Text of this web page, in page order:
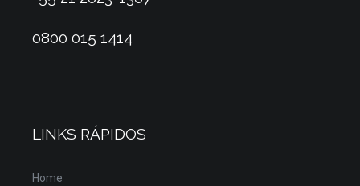
0800 015 1414
LINKS RÁPIDOS
Home